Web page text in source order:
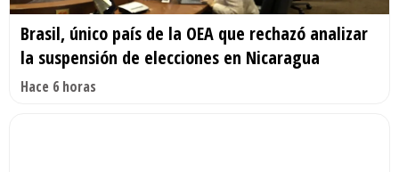
Brasil, único país de la OEA que rechazó analizar
la suspensión de elecciones en Nicaragua
Hace 6 horas